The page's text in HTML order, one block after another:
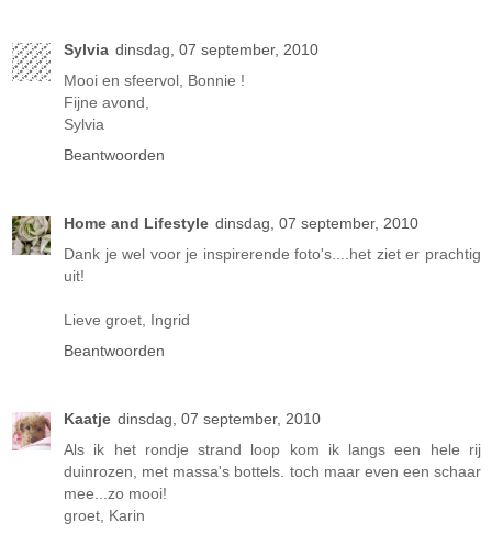
Sylvia dinsdag, 07 september, 2010
Mooi en sfeervol, Bonnie !
Fijne avond,
Sylvia
Beantwoorden
Home and Lifestyle dinsdag, 07 september, 2010
Dank je wel voor je inspirerende foto's....het ziet er prachtig
uit!
Lieve groet, Ingrid
Beantwoorden
Kaatje dinsdag, 07 september, 2010
Als ik het rondje strand loop kom ik langs een hele rij
duinrozen, met massa's bottels. toch maar even een schaar
mee...zo mooi!
groet, Karin